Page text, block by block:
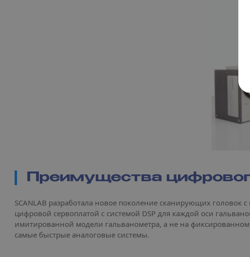
Преимущества
SCANLAB разработала новое поколение сканирующих
цифровой сервоплатой с системой DSP для каждой оси
имитированной модели гальванометра, а не на
самые быстрые аналоговые системы.